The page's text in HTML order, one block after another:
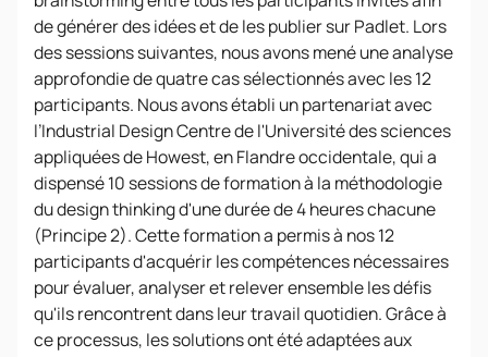
de générer des idées et de les publier sur Padlet. Lors
des sessions suivantes, nous avons mené une analyse
approfondie de quatre cas sélectionnés avec les 12
participants. Nous avons établi un partenariat avec
l’Industrial Design Centre de l'Université des sciences
appliquées de Howest, en Flandre occidentale, qui a
dispensé 10 sessions de formation à la méthodologie
du design thinking d'une durée de 4 heures chacune
(Principe 2). Cette formation a permis à nos 12
participants d'acquérir les compétences nécessaires
pour évaluer, analyser et relever ensemble les défis
qu'ils rencontrent dans leur travail quotidien. Grâce à
ce processus, les solutions ont été adaptées aux